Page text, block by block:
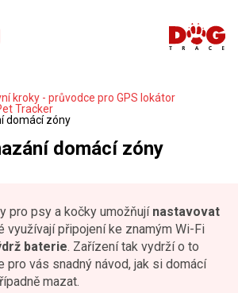
kroky - průvodce pro GPS lokátor
Tracker
domácí zóny
domácí zóny
pro psy a kočky umožňují nastavovat
využívají připojení ke znamým Wi-Fi
baterie. Zařízení tak vydrží o to
pro vás snadný návod, jak si domácí
mazat.